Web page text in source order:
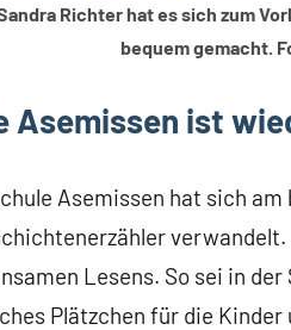
Richter hat es sich zum
bequem gemacht.
Asemissen ist
Asemissen hat sich
Lesens. So sei in
Plätzchen für die Kinder